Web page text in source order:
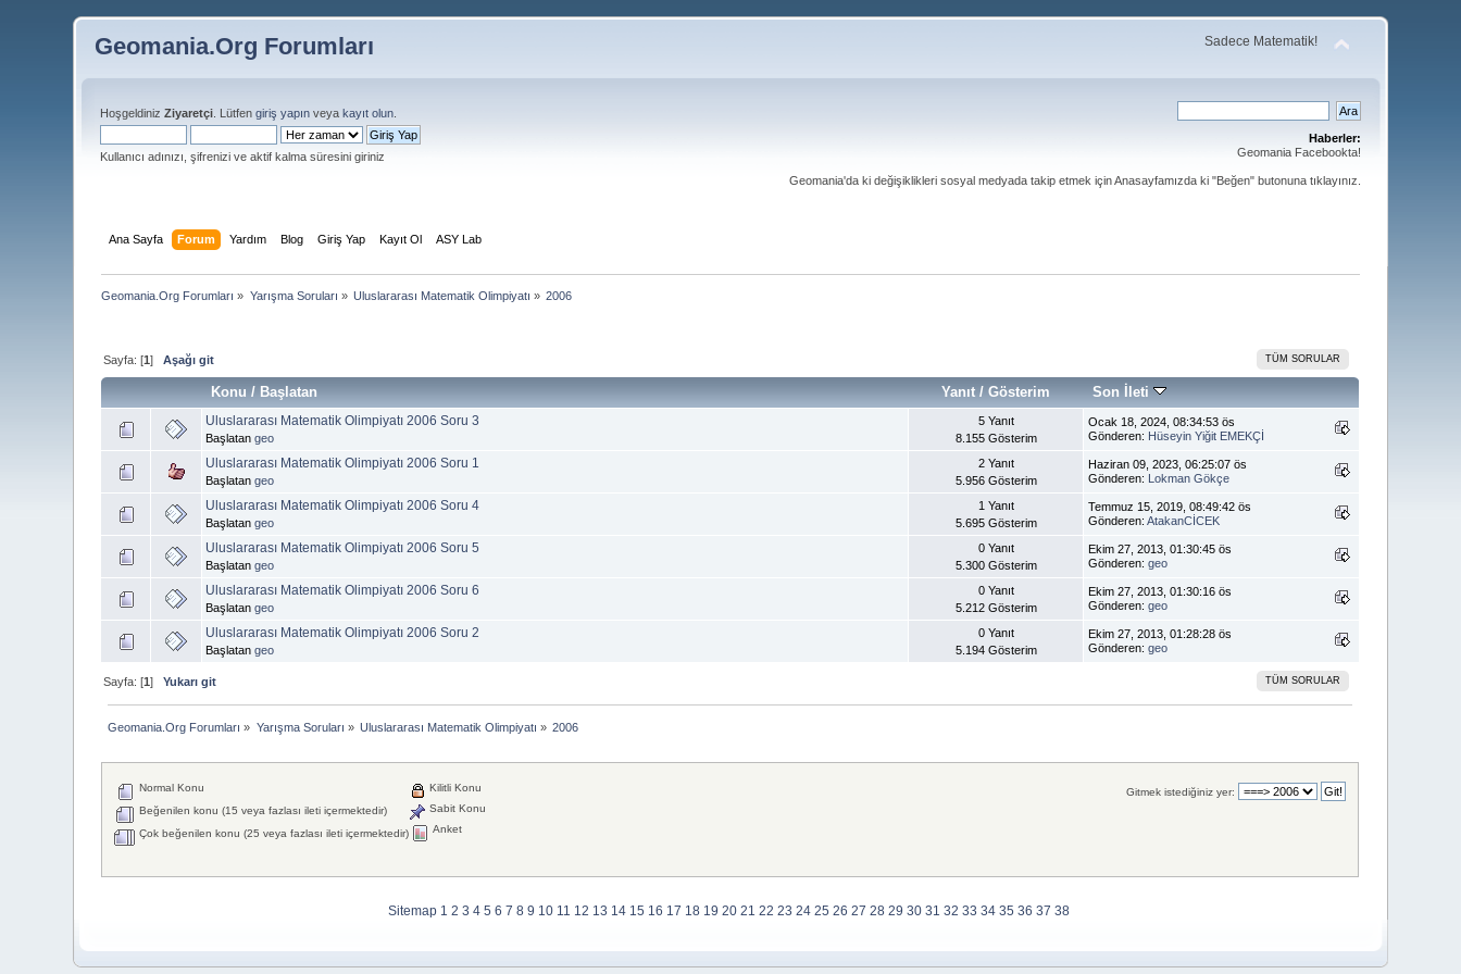
Geomania.Org Forumları Sadece Matematik!
HoşgeldinizZiyaretçi . Lütfengiriş yapın veyakayıt olun
Kullanıcı adınızı, şifrenizi ve aktif kalma süresini giriniz
Haberler:
Geomania Facebookta!
Geomania'da ki değişiklikleri sosyal medyada takip etmek için Anasayfamızda ki "Beğen" butonuna tıklayınız.
Ana Sayfa Forum Yardım Blog Giriş Yap Kayıt Ol ASY Lab
Geomania.Org Forumları » Yarışma Soruları » Uluslararası Matematik Olimpiyatı » 2006
Sayfa: [1]Aşağı git TÜM SORULAR
Konu /Başlatan Yanıt/ Gösterim Son İleti
Uluslararası Matematik Olimpiyatı 2006 Soru 3
Başlatangeo
5 Yanıt
8.155 Gösterim
Ocak 18, 2024, 08:34:53 ös
Gönderen: Hüseyin Yiğit EMEKÇİ
Uluslararası Matematik Olimpiyatı 2006 Soru 1
Başlatangeo
2 Yanıt
5.956 Gösterim
Haziran 09, 2023, 06:25:07 ös
Gönderen: Lokman Gökçe
Uluslararası Matematik Olimpiyatı 2006 Soru 4
Başlatangeo
1 Yanıt
5.695 Gösterim
Temmuz 15, 2019, 08:49:42 ös
Gönderen:AtakanCİCEK
Uluslararası Matematik Olimpiyatı 2006 Soru 5
Başlatangeo
0 Yanıt
5.300 Gösterim
Ekim 27, 2013, 01:30:45 ös
Gönderen:geo
Uluslararası Matematik Olimpiyatı 2006 Soru 6
Başlatangeo
0 Yanıt
5.212 Gösterim
Ekim 27, 2013, 01:30:16 ös
Gönderen:geo
Uluslararası Matematik Olimpiyatı 2006 Soru 2
Başlatangeo
0 Yanıt
5.194 Gösterim
Ekim 27, 2013, 01:28:28 ös
Gönderen:geo
TÜM SORULAR
Sayfa: [1]Yukarı git
Geomania.Org Forumları » Yarışma Soruları » Uluslararası Matematik Olimpiyatı » 2006
Gitmek istediğiniz yer:
Normal Konu
Beğenilen konu (15 veya fazlası ileti içermektedir)
Çok beğenilen konu (25 veya fazlası ileti içermektedir)
Kilitli Konu
Sabit Konu
Anket
Sitemap 1 2 3 4 5 6 7 8 9 10 11 12 13 14 15 16 17 18 19 20 21 22 23 24 25 26 27 28 29 30 31 32 33 34 35 36 37 38